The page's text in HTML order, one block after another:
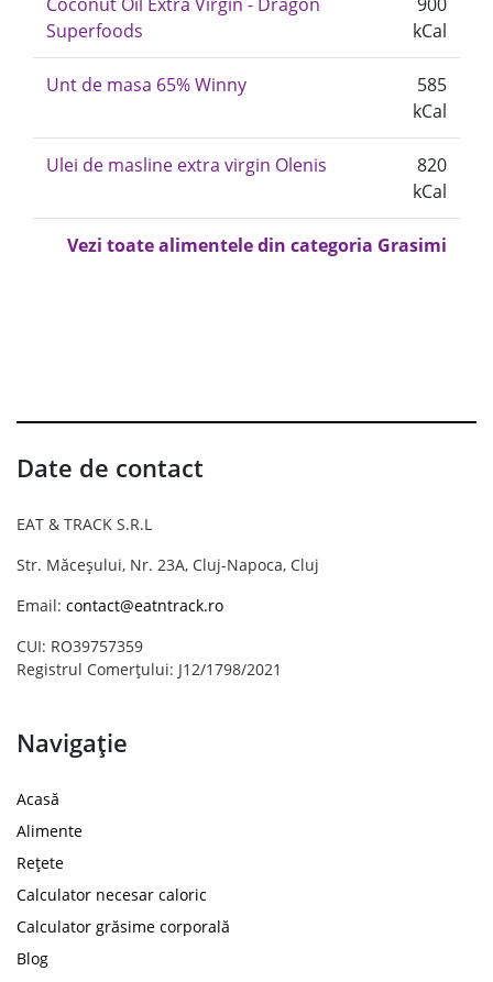
Superfoods
kCal
Unt de masa 65% Winny
585
kCal
Ulei de masline extra virgin Olenis
820
kCal
Vezi toate alimentele din categoria Grasimi
Date de contact
EAT & TRACK S.R.L
Str. Măceșului, Nr. 23A, Cluj-Napoca, Cluj
Email: contact@eatntrack.ro
CUI: RO39757359
Registrul Comerțului: J12/1798/2021
Navigație
Acasă
Alimente
Rețete
Calculator necesar caloric
Calculator grăsime corporală
Blog